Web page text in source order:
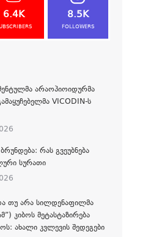
6.4K 8.5K
FOLLOWERS
ᲐᲠᲐᲝᲞᲘᲝᲘᲓᲣᲠᲛᲐ
VICODIN-Ს
ᲠᲐᲡ ᲒᲕᲔᲣᲑᲜᲔᲑᲐ
ᲡᲣᲠᲐᲗᲘ
ᲗᲣ ᲐᲠᲐ ᲡᲘᲚᲓᲔᲜᲐᲤᲘᲚᲛᲐ
ᲙᲘᲑᲝᲡ ᲛᲔᲢᲐᲡᲢᲐᲖᲘᲠᲔᲑᲐ
ᲐᲮᲐᲚᲘ ᲙᲕᲚᲔᲕᲘᲡ ᲨᲔᲓᲔᲒᲔᲑᲘ